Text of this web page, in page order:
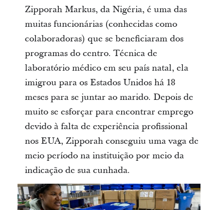
Zipporah Markus, da Nigéria, é uma das
muitas funcionárias (conhecidas como
colaboradoras) que se beneficiaram dos
programas do centro. Técnica de
laboratório médico em seu país natal, ela
imigrou para os Estados Unidos há 18
meses para se juntar ao marido. Depois de
muito se esforçar para encontrar emprego
devido à falta de experiência profissional
nos EUA, Zipporah conseguiu uma vaga de
meio período na instituição por meio da
indicação de sua cunhada.